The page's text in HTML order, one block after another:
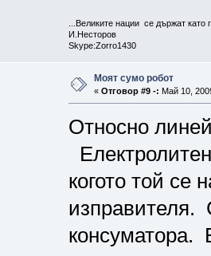
...Великите нации се държат като
И.Несторов
Skype:Zorro1430
Моят сумо робот
« Отговор #9 -: Май 10,
Относно
когото той се
изправителя.
консуматора.